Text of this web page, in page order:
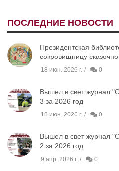
ПОСЛЕДНИЕ НОВОСТИ
Президентская
сокровищницу
18 июн. 2026 г. 0
Вышел в свет журнал
3 за 2026 год
18 июн. 2026 г. 0
Вышел в свет журнал
2 за 2026 год
9 апр. 2026 г. 0